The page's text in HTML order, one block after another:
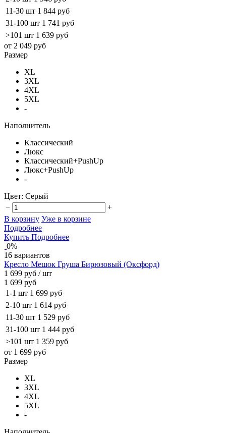
11-30 шт 1 844 руб
31-100 шт 1 741 руб
>101 шт 1 639 руб
от 2 049 руб
Размер
XL
3XL
4XL
5XL
-
Наполнитель
Классический
Люкс
Классический+PushUp
Люкс+PushUp
-
Цвет: Серый
−
+
В корзину Уже в корзине
Подробнее
Купить Подробнее
0%
16 вариантов
Кресло Мешок Груша Бирюзовый (Оксфорд)
1 699 руб / шт
1 699 руб
1-1 шт 1 699 руб
2-10 шт 1 614 руб
11-30 шт 1 529 руб
31-100 шт 1 444 руб
>101 шт 1 359 руб
от 1 699 руб
Размер
XL
3XL
4XL
5XL
-